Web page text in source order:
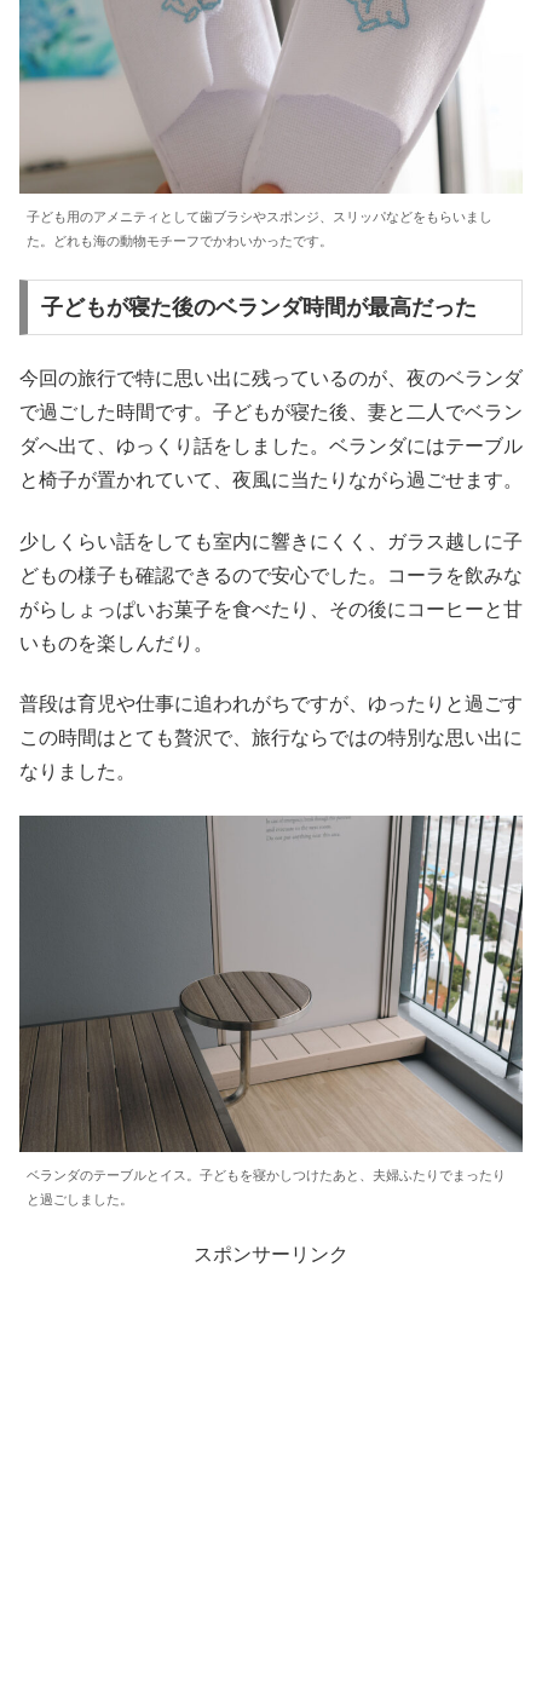
子ども用のアメニティとして歯ブラシやスポンジ、スリッパなどをもらいまし
た。どれも海の動物モチーフでかわいかったです。
子どもが寝た後のベランダ時間が最高だった
今回の旅行で特に思い出に残っているのが、夜のベランダ
で過ごした時間です。子どもが寝た後、妻と二人でベラン
ダへ出て、ゆっくり話をしました。ベランダにはテーブル
と椅子が置かれていて、夜風に当たりながら過ごせます。
少しくらい話をしても室内に響きにくく、ガラス越しに子
どもの様子も確認できるので安心でした。コーラを飲みな
がらしょっぱいお菓子を食べたり、その後にコーヒーと甘
いものを楽しんだり。
普段は育児や仕事に追われがちですが、ゆったりと過ごす
この時間はとても贅沢で、旅行ならではの特別な思い出に
なりました。
ベランダのテーブルとイス。子どもを寝かしつけたあと、夫婦ふたりでまったり
と過ごしました。
スポンサーリンク